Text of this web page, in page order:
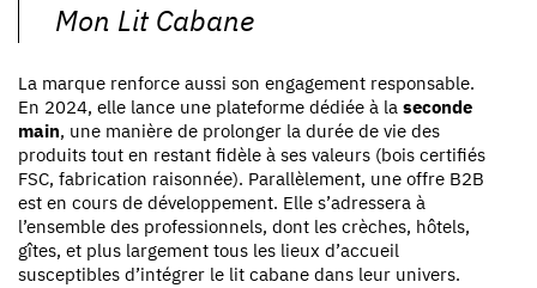
Mon Lit Cabane
La marque renforce aussi son engagement responsable.
En 2024, elle lance une plateforme dédiée à la seconde
main, une manière de prolonger la durée de vie des
produits tout en restant fidèle à ses valeurs (bois certifiés
FSC, fabrication raisonnée). Parallèlement, une offre B2B
est en cours de développement. Elle s’adressera à
l’ensemble des professionnels, dont les crèches, hôtels,
gîtes, et plus largement tous les lieux d’accueil
susceptibles d’intégrer le lit cabane dans leur univers.